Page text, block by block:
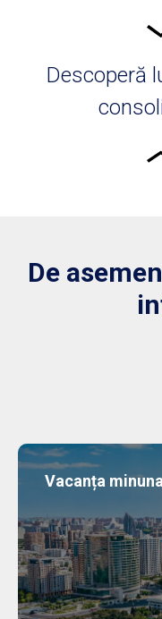
Descoperă
De
Vacanța